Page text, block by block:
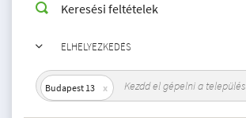
Keresési feltételek
ELHELYEZKEDÉS
Budapest 13